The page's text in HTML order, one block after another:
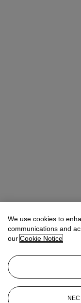
Capucine Tamboise
Lot Essay
Ce lot fait partie d'une
This lot is part of a
We use cookies to
communications and
our Cookie Notice